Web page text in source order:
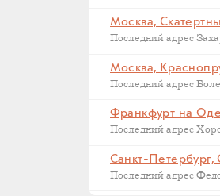
Москва,
Москва,
Последний адрес
Санкт-Петербург,